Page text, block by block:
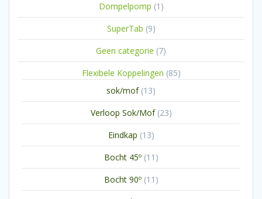
Dompelpomp 1 1
product
SuperTab 99
producten
Geen categorie 77
producten
Flexibele Koppelingen 8585
sok/mof 1313
producten
Verloop Sok/Mof 2323
producten
Eindkap 1313
producten
Bocht 45º 11 11
producten
Bocht 90º 11 11
producten